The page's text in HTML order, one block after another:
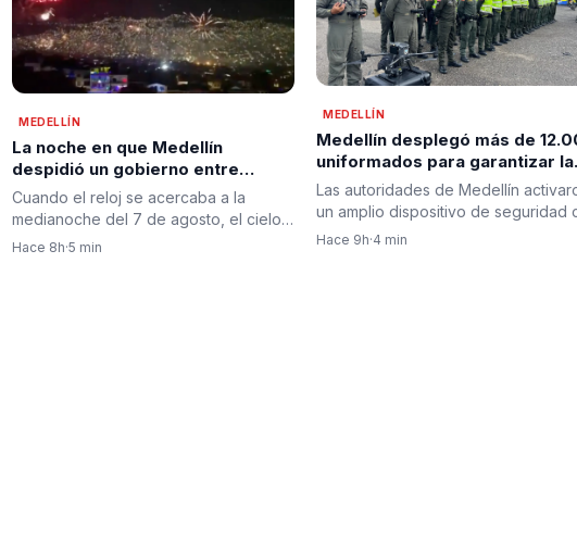
MEDELLÍN
La noche en que Medellín
despidió un gobierno entre
pólvora, abrazos y dando la
bienvenida a la esperanza de
Cuando el reloj se acercaba a la
medianoche del 7 de agosto, el cielo
de Medellín comenzó a…
Hace 8h·5 min
MEDELLÍN
Medellín desplegó más de
uniformados para garantizar la
seguridad durante jornada de
posesión presidencial en
prevención
Las autoridades de Medellín
un amplio dispositivo de seguridad
motivo de la posesión…
Hace 9h·4 min